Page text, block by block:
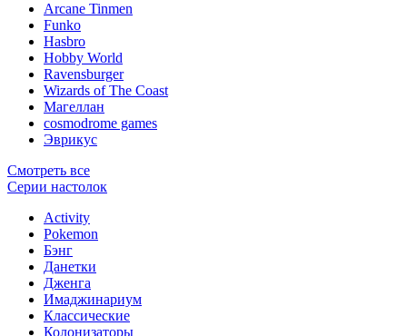
Arcane Tinmen
Funko
Hasbro
Hobby World
Ravensburger
Wizards of The Coast
Магеллан
сosmodrome games
Эврикус
Смотреть все
Серии настолок
Activity
Pokemon
Бэнг
Данетки
Дженга
Имаджинариум
Классические
Колонизаторы